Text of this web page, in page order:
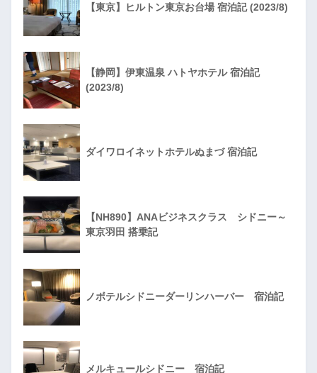
【東京】ヒルトン東京お台場 宿泊記 (2023/8)
【静岡】伊東温泉 ハトヤホテル 宿泊記
(2023/8)
ダイワロイネットホテルぬまづ 宿泊記
【NH890】ANAビジネスクラス シドニー～
東京羽田 搭乗記
ノボテルシドニーダーリンハーバー 宿泊記
メルキュールシドニー 宿泊記